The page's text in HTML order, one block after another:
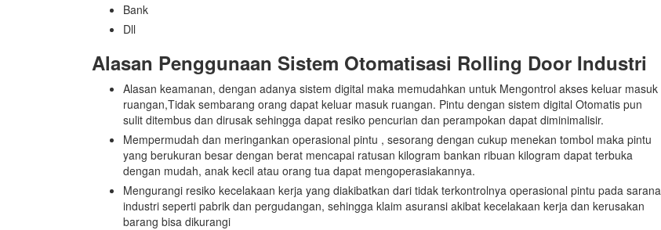
Bank
Dll
Alasan Penggunaan Sistem Otomatisasi Rolling Door Industri
Alasan keamanan, dengan adanya sistem digital maka memudahkan untuk Mengontrol akses keluar masuk
ruangan,Tidak sembarang orang dapat keluar masuk ruangan. Pintu dengan sistem digital Otomatis pun
sulit ditembus dan dirusak sehingga dapat resiko pencurian dan perampokan dapat diminimalisir.
Mempermudah dan meringankan operasional pintu , sesorang dengan cukup menekan tombol maka pintu
yang berukuran besar dengan berat mencapai ratusan kilogram bankan ribuan kilogram dapat terbuka
dengan mudah, anak kecil atau orang tua dapat mengoperasiakannya.
Mengurangi resiko kecelakaan kerja yang diakibatkan dari tidak terkontrolnya operasional pintu pada sarana
industri seperti pabrik dan pergudangan, sehingga klaim asuransi akibat kecelakaan kerja dan kerusakan
barang bisa dikurangi